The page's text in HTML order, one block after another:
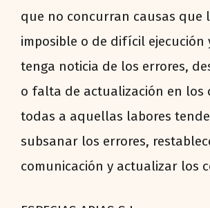
que no concurran causas que
imposible o de difícil
tenga noticia de los errores,
o falta de actualización en los
todas a aquellas labores
subsanar los errores,
comunicación y actualizar los